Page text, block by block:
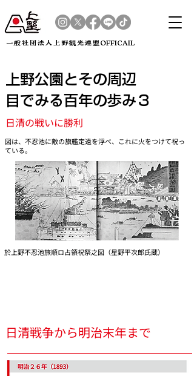
​一般社団法人上野観光連盟OFFICAIL
上野公園とその周辺
目でみる百年の歩み３
日清の戦いに勝利
図は、不忍池に敵の旗艦定遠を浮べ、これに火をつけて祝っ
ている。
於上野不忍池旅順ロ占領祝祭之図（星野平次郎氏蔵）
日清戦争から明治末年まで